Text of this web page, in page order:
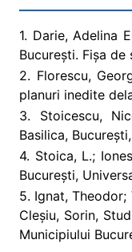
1. Darie, Adelina
București. Fișa
2. Florescu,
planuri inedite
3. Stoicescu,
Basilica,
4. Stoica, L.;
București,
5. Ignat, Theodor;
Cleșiu, Sorin,
Municipiului